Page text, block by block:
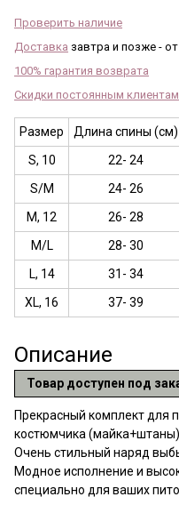
Проверить наличие
Доставка завтра и позже - от
100% гарантия возврата
Скидки постоянным клиентам
Размер Длина спины (см)
S, 10
22- 24
S/M
24- 26
M, 12
26- 28
M/L
28- 30
L, 14
31- 34
XL, 16
37- 39
Описание
Товар доступен под
Прекрасный комплект для
костюмчика (майка+штаны).
Очень стильный наряд
Модное исполнение и
специально для ваших